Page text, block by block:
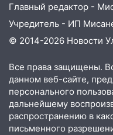
15:00 В
14:32 На
14:08 Пешеход
подробности
Фруктовой
13:30 В
Главный редактор -
Учредитель - ИП
© 2014-2026 Новости
Все права защищены.
данном веб-сайте,
персонального
дальнейшему
распространению в
письменного